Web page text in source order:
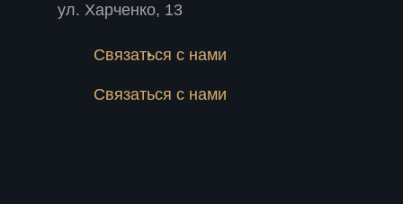
ул. Харченко, 13
Связаться с нами
Связаться с нами